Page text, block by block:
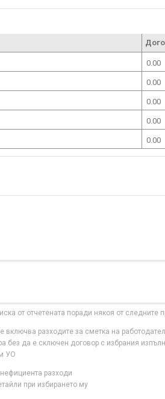
0.00
0.00
0.00
0.00
0.00
от отчетената поради някоя от следните
разходите за сметка на
без да е сключен договор с избрания
УО
разходи
при избирането му